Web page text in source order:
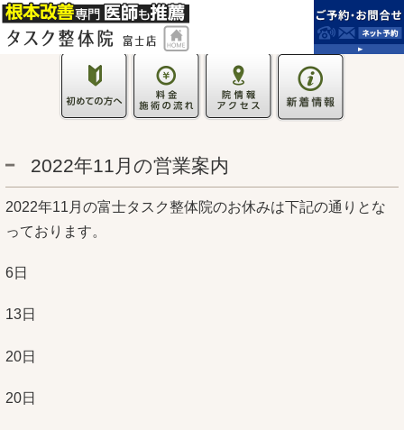
2022年11月の営業案内
2022年11月の富士タスク整体院のお休みは下記の通りとな
っております。
6日
13日
20日
20日